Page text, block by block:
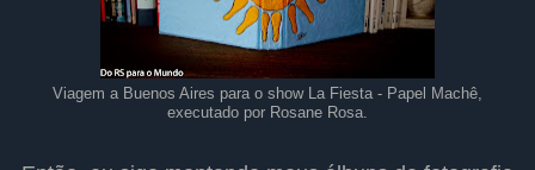
Viagem a Buenos Aires para o show La Fiesta - Papel Machê,
executado por Rosane Rosa.